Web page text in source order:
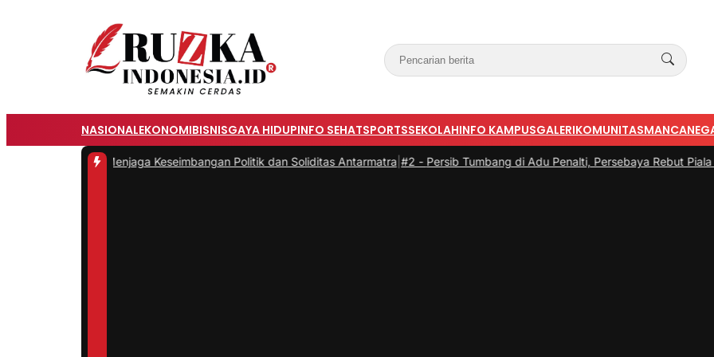
NASIONALEKONOMIBISNISGAYA HIDUPINFO SEHATSPORTSSEKOLAHINFO KAMPUSGALERIKOMUNITAS
TNI: Menjaga Keseimbangan Politik dan Soliditas Antarmatra|#2 -Persib Tumbang di Adu Penalti, Persebaya Rebut Piala